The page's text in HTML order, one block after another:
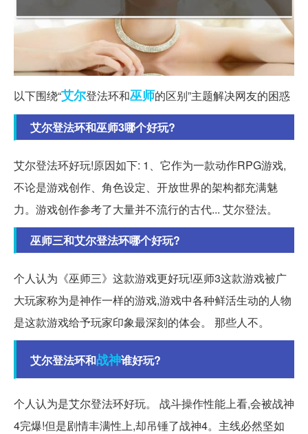
以下围绕“艾尔登法环和巫师的区别”主题解决网友的困惑
艾尔登法环和巫师3哪个好玩?
艾尔登法环好玩!原因如下: 1、它作为一款动作RPG游戏,
不论是游戏创作、角色设定、开放世界的架构都充满魅
力。游戏创作参考了大量并不流行的古代... 艾尔登法。
巫师三和艾尔登法环哪个好玩?
个人认为《巫师三》这款游戏更好玩!巫师3这款游戏被广
大玩家称为是神作一样的游戏,游戏中各种鲜活生动的人物
是这款游戏给予玩家印象最深刻的体会。 那些人不。
艾尔登法环和战神谁好玩?
个人认为是艾尔登法环好玩。 战斗操作性能上看,会被战神
4完爆!但是剧情丰满性上,却吊锤了战神4。主线必然坚如